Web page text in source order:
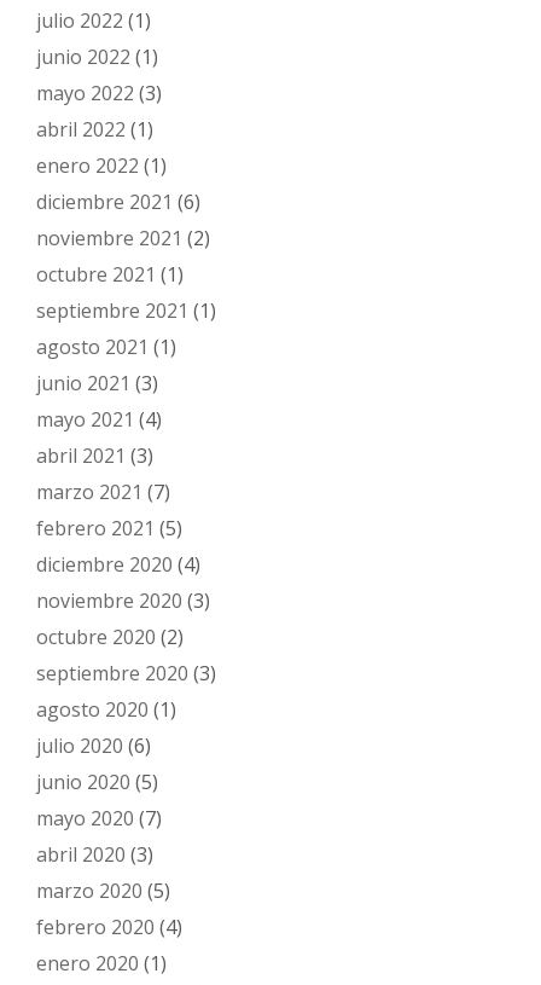
julio 2022 (1)
junio 2022 (1)
mayo 2022 (3)
abril 2022 (1)
enero 2022 (1)
diciembre 2021 (6)
noviembre 2021 (2)
octubre 2021 (1)
septiembre 2021 (1)
agosto 2021 (1)
junio 2021 (3)
mayo 2021 (4)
abril 2021 (3)
marzo 2021 (7)
febrero 2021 (5)
diciembre 2020 (4)
noviembre 2020 (3)
octubre 2020 (2)
septiembre 2020 (3)
agosto 2020 (1)
julio 2020 (6)
junio 2020 (5)
mayo 2020 (7)
abril 2020 (3)
marzo 2020 (5)
febrero 2020 (4)
enero 2020 (1)